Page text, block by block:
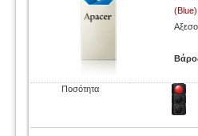
Ποσότητα